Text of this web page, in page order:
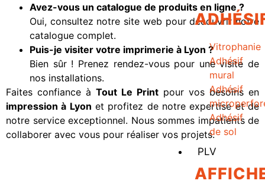
Vitrophanie
Adhésif
mural
Adhésif
Adhésif
de sol
PLV
Avez-vous un catalogue de produits en ligne ?
Oui, consultez notre site web pour découvrir notre
catalogue complet.
Puis-je visiter votre imprimerie à Lyon ?
Bien sûr ! Prenez rendez-vous pour une visite de
nos installations.
Faites confiance à Tout Le Print pour vos besoins en
impression à Lyon et profitez de notre expertise et de
notre service exceptionnel. Nous sommes impatients de
collaborer avec vous pour réaliser vos projets.